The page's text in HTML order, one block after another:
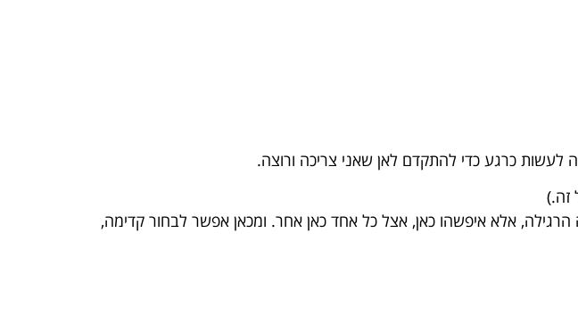
כרגע כדי להתקדם לאן שאני צריכה ורוצה.
זה.)
הרגילה, אלא איפשהו כאן, אצל כל אחד כאן אחר. ומכאן אפשר לבחור קדימה,